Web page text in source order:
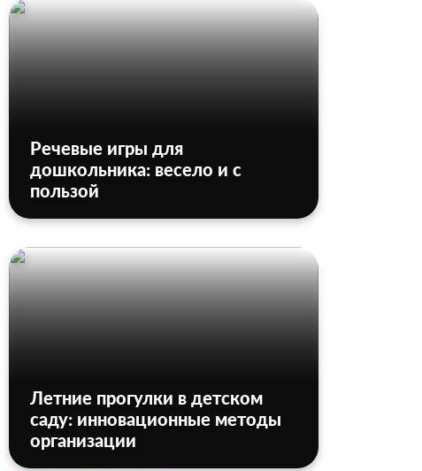
Речевые игры для
дошкольника: весело и с
пользой
Летние прогулки в детском
саду: инновационные методы
организации